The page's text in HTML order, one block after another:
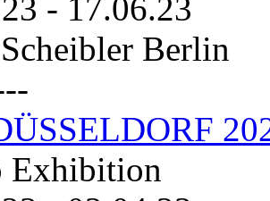
- 17.06.23
Berlin
Exhibition